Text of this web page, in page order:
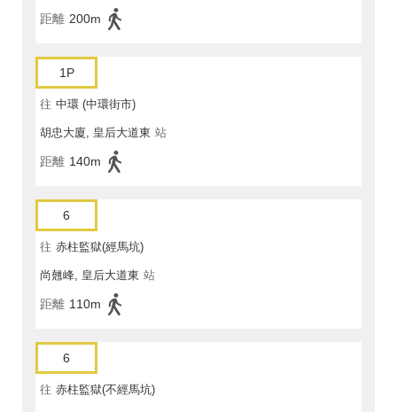
距離 200m
1P
往 中環 (中環街市)
胡忠大廈, 皇后大道東 站
距離 140m
6
往 赤柱監獄(經馬坑)
尚翹峰, 皇后大道東 站
距離 110m
6
往 赤柱監獄(不經馬坑)